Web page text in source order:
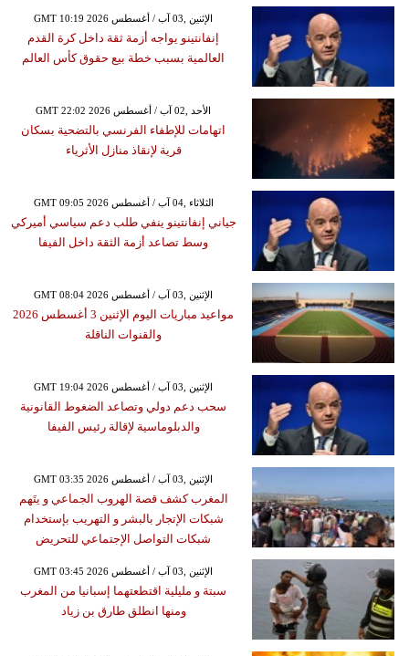
GMT 10:19 2026 الإثنين ,03 آب / أغسطس
إنفانتينو يواجه أزمة ثقة داخل كرة القدم
العالمية بسبب خطة بيع حقوق كأس العالم
GMT 22:02 2026 الأحد ,02 آب / أغسطس
اتهامات للإطفاء الفرنسي بالتضحية بسكان
قرية لإنقاذ منازل الأثرياء
GMT 09:05 2026 الثلاثاء ,04 آب / أغسطس
جياني إنفانتينو ينفي طلب دعم سياسي أميركي
وسط تصاعد أزمة الثقة داخل الفيفا
GMT 08:04 2026 الإثنين ,03 آب / أغسطس
مواعيد مباريات اليوم الإثنين 3 أغسطس 2026
والقنوات الناقلة
GMT 19:04 2026 الإثنين ,03 آب / أغسطس
سحب دعم دولي وتصاعد الضغوط القانونية
والدبلوماسية لإقالة رئيس الفيفا
GMT 03:35 2026 الإثنين ,03 آب / أغسطس
المغرب كشف قصة الهروب الجماعي و يتَهم
شبكات الإتجار بالبشر و التهريب بإستخدام
شبكات التواصل الإجتماعي للتحريض
GMT 03:45 2026 الإثنين ,03 آب / أغسطس
سبتة و مليلية اقتطعتهما إسبانيا من المغرب
ومنها انطلق طارق بن زياد